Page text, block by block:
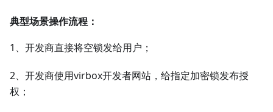
典型场景操作流程：
1、开发商直接将空锁发给用户；
2、开发商使用virbox开发者网站，给指定加密锁发布授
权；